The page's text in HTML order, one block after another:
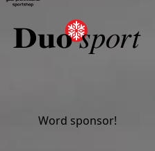
Airmeister
Word sponsor!